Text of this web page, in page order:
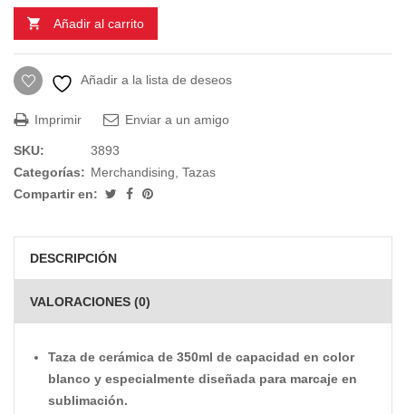
Añadir al carrito
Añadir a la lista de deseos
Imprimir Enviar a un amigo
SKU:
3893
Categorías: Merchandising, Tazas
Compartir en:
DESCRIPCIÓN
VALORACIONES (0)
Taza de cerámica de 350ml de capacidad en color
blanco y especialmente diseñada para marcaje en
sublimación.